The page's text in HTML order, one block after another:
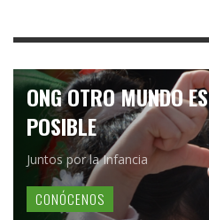
ONG OTRO MUNDO ES
POSIBLE
Juntos por la Infancia
CONÓCENOS